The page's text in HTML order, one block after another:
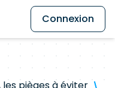
Connexion